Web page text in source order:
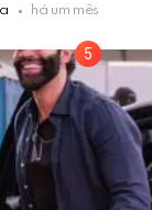
há um mês